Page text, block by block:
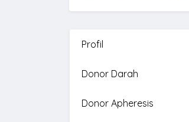
Profil
Donor Darah
Donor Apheresis